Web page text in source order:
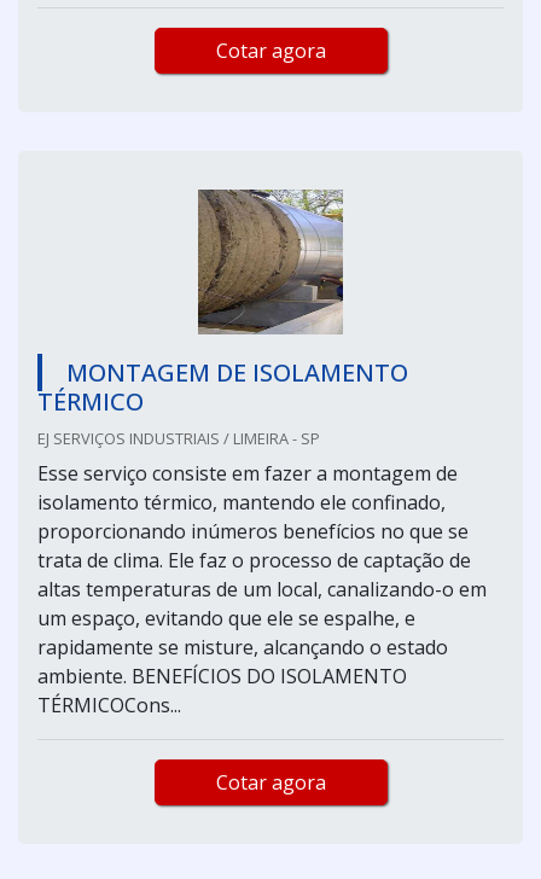
Cotar agora
MONTAGEM DE ISOLAMENTO
TÉRMICO
EJ SERVIÇOS INDUSTRIAIS / LIMEIRA - SP
Esse serviço consiste em fazer a montagem de
isolamento térmico, mantendo ele confinado,
proporcionando inúmeros benefícios no que se
trata de clima. Ele faz o processo de captação de
altas temperaturas de um local, canalizando-o em
um espaço, evitando que ele se espalhe, e
rapidamente se misture, alcançando o estado
ambiente. BENEFÍCIOS DO ISOLAMENTO
TÉRMICOCons...
Cotar agora